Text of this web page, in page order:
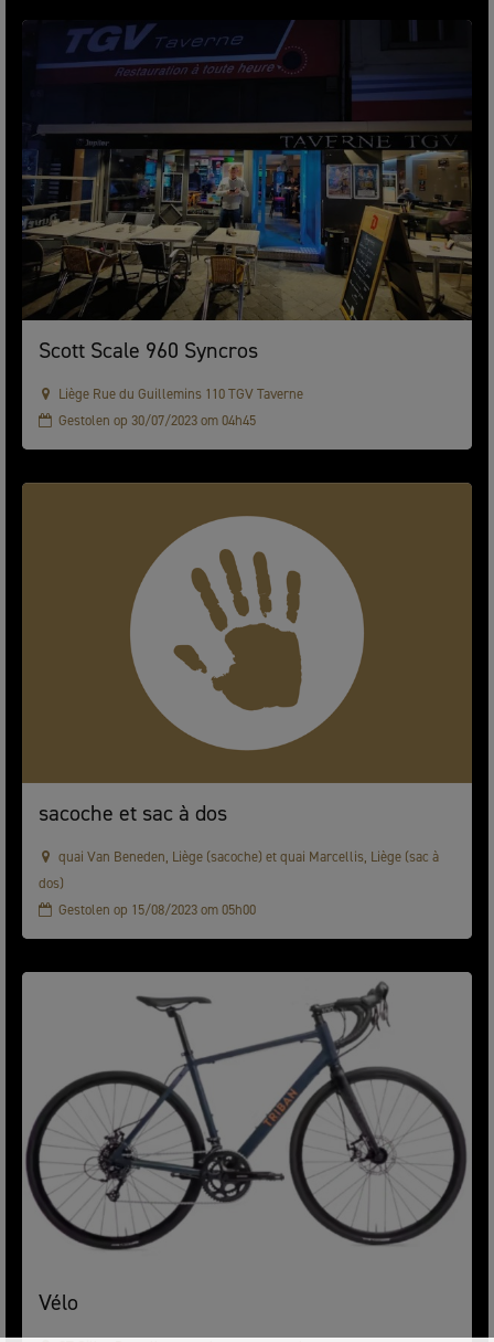
Scott Scale 960 Syncros
Liège Rue du Guillemins 110 TGV Taverne
Gestolen op 30/07/2023 om 04h45
sacoche et sac à dos
quai Van Beneden, Liège (sacoche) et quai Marcellis, Liège (sac à
dos)
Gestolen op 15/08/2023 om 05h00
Vélo